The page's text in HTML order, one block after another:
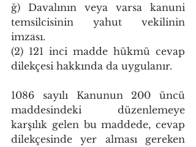
ğ) Davalının veya varsa kanuni
temsilcisinin yahut vekilinin
imzası.
(2) 121 inci madde hükmü cevap
dilekçesi hakkında da uygulanır.
1086 sayılı Kanunun 200 üncü
maddesindeki düzenlemeye
karşılık gelen bu maddede, cevap
dilekçesinde yer alması gereken